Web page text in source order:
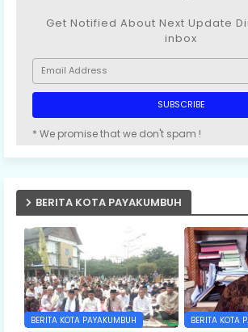
Get Notified About Next Update
inbox
* We promise that we don't spam !
BERITA KOTA PAYAKUMBUH
BERITA KOTA PAYAKUMBUH BERITA KOTA